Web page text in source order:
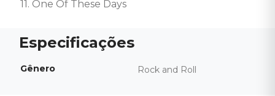
11. One Of These Days
Gênero Rock and Roll